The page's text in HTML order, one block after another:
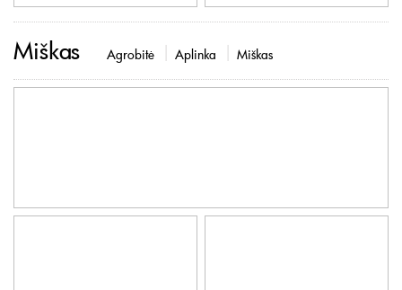
Miškas Agrobitė Aplinka Miškas